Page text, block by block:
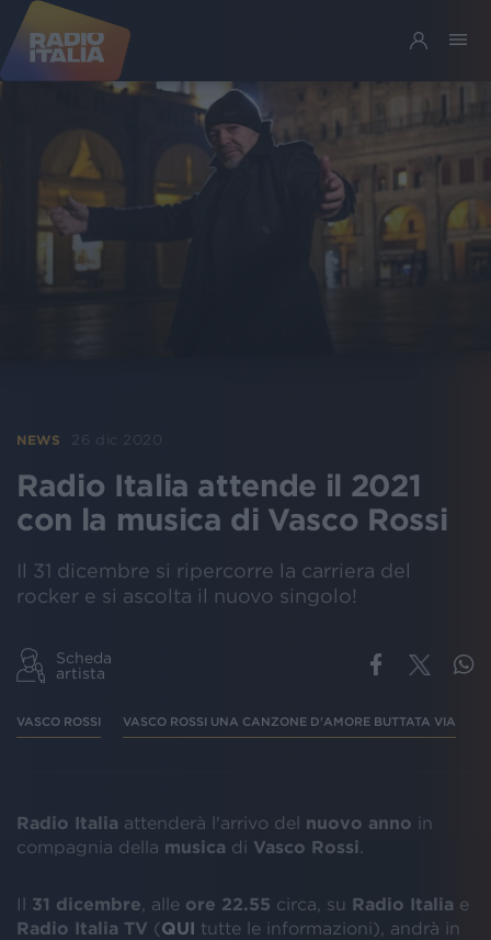
NEWS 26 dic 2020
Radio Italia attende il 2021
con la musica di Vasco Rossi
Il 31 dicembre si ripercorre la carriera del
rocker e si ascolta il nuovo singolo!
Scheda
artista
VASCO ROSSI VASCO ROSSI UNA CANZONE D'AMORE BUTTATA VIA
Radio Italia attenderà l'arrivo del nuovo anno in
compagnia della musica di Vasco Rossi
Il 31 dicembre , alle ore 22.55 circa, su Radio Italia e
Radio Italia TV (QUI tutte le informazioni), andrà in